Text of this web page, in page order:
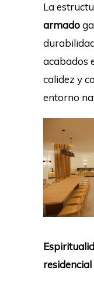
La
armado
acabados
calidez y
entorno
residencial